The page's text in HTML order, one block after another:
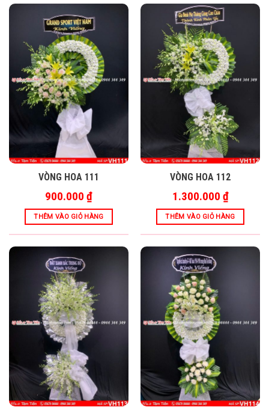
VÒNG HOA 111
900.000 ₫
THÊM VÀO GIỎ HÀNG
VÒNG HOA 112
1.300.000 ₫
THÊM VÀO GIỎ HÀNG